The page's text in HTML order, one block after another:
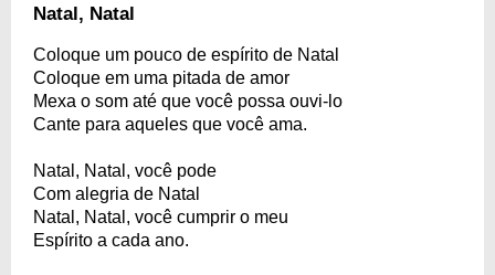
Natal, Natal
Coloque um pouco de espírito de Natal
Coloque em uma pitada de amor
Mexa o som até que você possa ouvi-lo
Cante para aqueles que você ama.
Natal, Natal, você pode
Com alegria de Natal
Natal, Natal, você cumprir o meu
Espírito a cada ano.